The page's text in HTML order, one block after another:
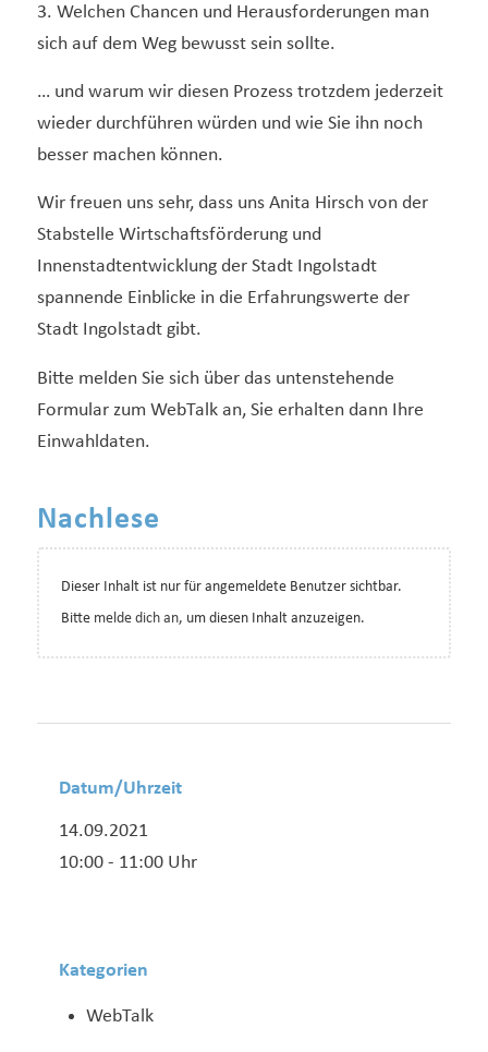
3. Welchen Chancen und Herausforderungen man
sich auf dem Weg bewusst sein sollte.
… und warum wir diesen Prozess trotzdem jederzeit
wieder durchführen würden und wie Sie ihn noch
besser machen können.
Wir freuen uns sehr, dass uns Anita Hirsch von der
Stabstelle Wirtschaftsförderung und
Innenstadtentwicklung der Stadt Ingolstadt
spannende Einblicke in die Erfahrungswerte der
Stadt Ingolstadt gibt.
Bitte melden Sie sich über das untenstehende
Formular zum WebTalk an, Sie erhalten dann Ihre
Einwahldaten.
Nachlese
Dieser Inhalt ist nur für angemeldete Benutzer sichtbar.
Bitte melde dich an, um diesen Inhalt anzuzeigen.
Datum/Uhrzeit
14.09.2021
10:00 - 11:00 Uhr
Kategorien
WebTalk